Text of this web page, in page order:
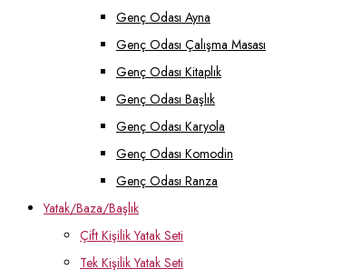
Genç Odası Ayna
Genç Odası Çalışma Masası
Genç Odası Kitaplık
Genç Odası Başlık
Genç Odası Karyola
Genç Odası Komodin
Genç Odası Ranza
Yatak/Baza/Başlık
Çift Kişilik Yatak Seti
Tek Kişilik Yatak Seti